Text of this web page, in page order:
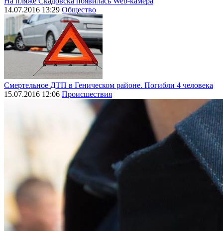
14.07.2016 13:29 Общество
Смертельное ДТП в Геническом районе. Погибли 4 человека
15.07.2016 12:06 Происшествия